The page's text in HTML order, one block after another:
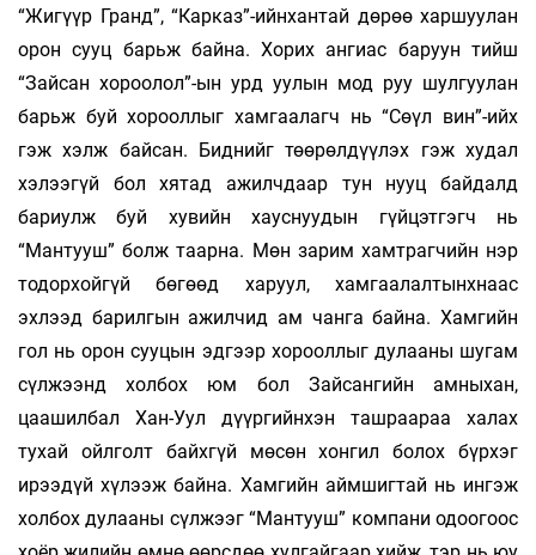
“Жигүүр Гранд”, “Карказ”-ийнхантай дөрөө харшуулан
орон сууц барьж байна. Хорих ангиас баруун тийш
“Зайсан хороолол”-ын урд уулын мод руу шулгуулан
барьж буй хорооллыг хамгаалагч нь “Сөүл вин”-ийх
гэж хэлж байсан. Биднийг төөрөлдүүлэх гэж худал
хэлээгүй бол хятад ажилчдаар тун нууц байдалд
бариулж буй хувийн хауснуудын гүйцэтгэгч нь
“Мантууш” болж таарна. Мөн зарим хамтрагчийн нэр
то­дорхойгүй бөгөөд харуул, хамгаалалтынхнаас
эхлээд барилгын ажилчид ам чанга байна. Хамгийн
гол нь орон сууцын эдгээр хорооллыг дулааны шугам
сүлжээнд холбох юм бол Зайсангийн амныхан,
цаашилбал Хан-Уул дүүргийнхэн таш­раараа халах
тухай ойлголт байхгүй мөсөн хонгил болох бүрхэг
ирээдүй хүлээж байна. Хамгийн аймшигтай нь ингэж
холбох ду­лааны сүлжээг “Мантууш” компани одоогоос